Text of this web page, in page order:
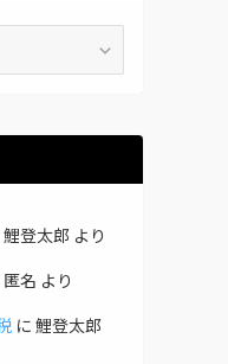
鯉登太郎 より
匿名 より
に 鯉登太郎